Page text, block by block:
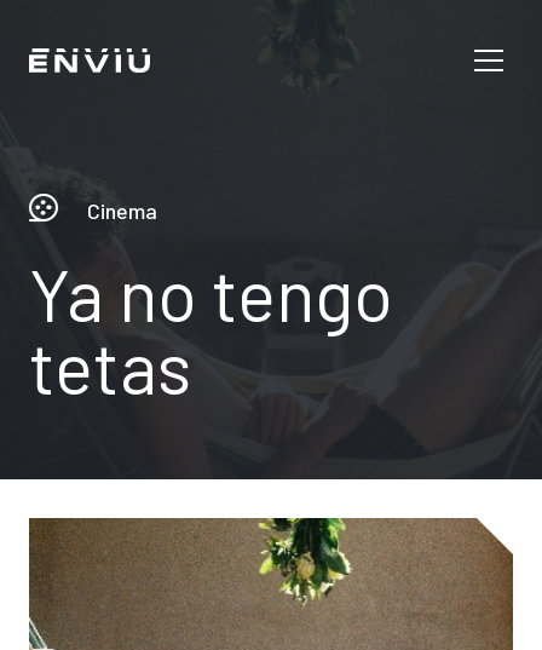
Cinema
Ya no tengo
tetas